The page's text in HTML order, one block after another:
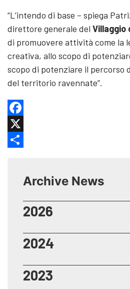
“L’intendo di base – spiega
direttore generale del Villaggio
di promuovere attività come la
creativa, allo scopo di
scopo di potenziare il percorso
del territorio ravennate”.
Facebook
X
Archive News
2026
2024
2023